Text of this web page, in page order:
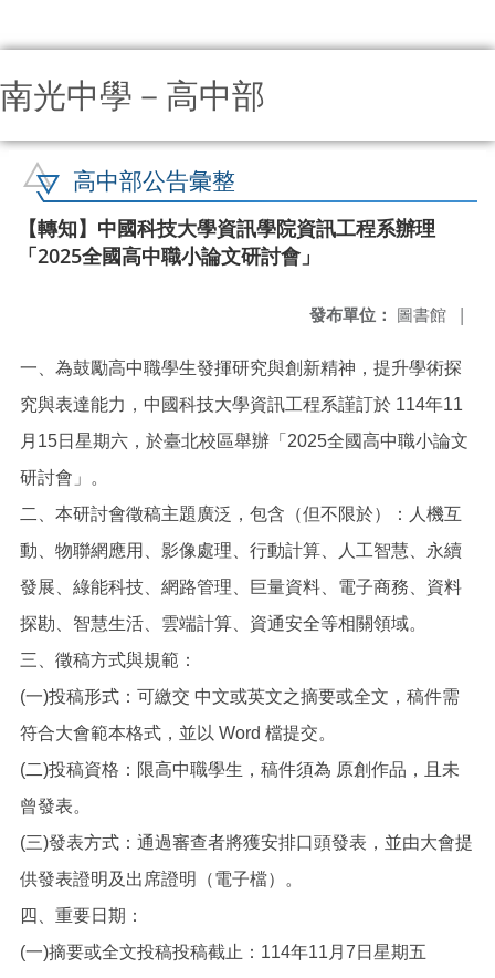
南光中學－高中部
高中部公告彙整
【轉知】中國科技大學資訊學院資訊工程系辦理
「2025全國高中職小論文研討會」
發布單位： 圖書館 |
一、為鼓勵高中職學生發揮研究與創新精神，提升學術探
究與表達能力，中國科技大學資訊工程系謹訂於 114年11
月15日星期六，於臺北校區舉辦「2025全國高中職小論文
研討會」。
二、本研討會徵稿主題廣泛，包含（但不限於）：人機互
動、物聯網應用、影像處理、行動計算、人工智慧、永續
發展、綠能科技、網路管理、巨量資料、電子商務、資料
探勘、智慧生活、雲端計算、資通安全等相關領域。
三、徵稿方式與規範：
(一)投稿形式：可繳交 中文或英文之摘要或全文，稿件需
符合大會範本格式，並以 Word 檔提交。
(二)投稿資格：限高中職學生，稿件須為 原創作品，且未
曾發表。
(三)發表方式：通過審查者將獲安排口頭發表，並由大會提
供發表證明及出席證明（電子檔）。
四、重要日期：
(一)摘要或全文投稿投稿截止：114年11月7日星期五